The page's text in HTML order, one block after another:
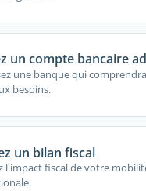
un compte bancaire
une banque qui
besoins.
un bilan fiscal
l'impact fiscal de votre